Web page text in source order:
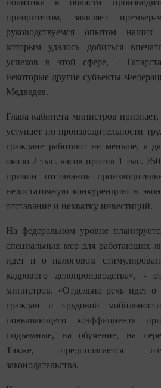
политика в области
приоритетом, заявляет
руководствуемся опытом наших
которым удалось добиться
успехов в этой сфере, -
некоторые другие субъекты
Медведев.
Глава кабинета министров
уступает по производительности
граждане работают не меньше, а
около 2 тыс. часов против 1 тыс.
причин отставания
недостаточную конкуренцию в
отставание и нехватку инвестиций.
На федеральном уровне
специальных мер для работающих
идет и о налоговом
кадрового делопроизводства», -
министров. «Отдельно речь идет о
граждан и трудовой
повышающего коэффициента
подъемные, на обучение, на
Также, предполагается
законодательства.